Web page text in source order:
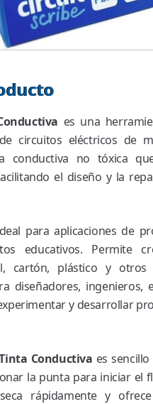
es una
circuitos eléctricos de
conductiva no tóxica
el diseño y la
para aplicaciones de
educativos. Permite
cartón, plástico y otros
diseñadores, ingenieros,
y desarrollar
Conductiva es
la punta para iniciar el
rápidamente y